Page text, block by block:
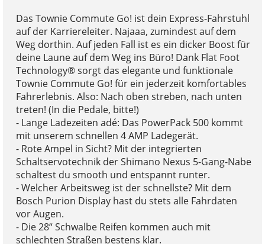
Das Townie Commute Go! ist dein Express-Fahrstuhl
auf der Karriereleiter. Najaaa, zumindest auf dem
Weg dorthin. Auf jeden Fall ist es ein dicker Boost für
deine Laune auf dem Weg ins Büro! Dank Flat Foot
Technology® sorgt das elegante und funktionale
Townie Commute Go! für ein jederzeit komfortables
Fahrerlebnis. Also: Nach oben streben, nach unten
treten! (In die Pedale, bitte!)
- Lange Ladezeiten adé: Das PowerPack 500 kommt
mit unserem schnellen 4 AMP Ladegerät.
- Rote Ampel in Sicht? Mit der integrierten
Schaltservotechnik der Shimano Nexus 5-Gang-Nabe
schaltest du smooth und entspannt runter.
- Welcher Arbeitsweg ist der schnellste? Mit dem
Bosch Purion Display hast du stets alle Fahrdaten
vor Augen.
- Die 28“ Schwalbe Reifen kommen auch mit
schlechten Straßen bestens klar.